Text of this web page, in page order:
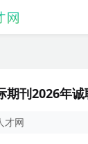
期刊2026年
才网